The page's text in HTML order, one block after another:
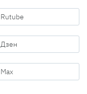
Rutube
Дзен
Max